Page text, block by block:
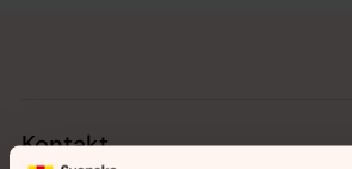
Kontakt